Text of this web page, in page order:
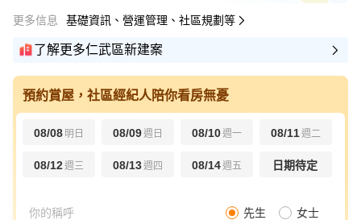
更多信息 基礎資訊、營運管理、社區規劃等
了解更多仁武區新建案
預約賞屋，社區經紀人陪你看房無憂
08/08 明日 08/09週日 08/10週一 08/11週二
08/12週三 08/13週四 08/14週五 日期待定
先生 女士